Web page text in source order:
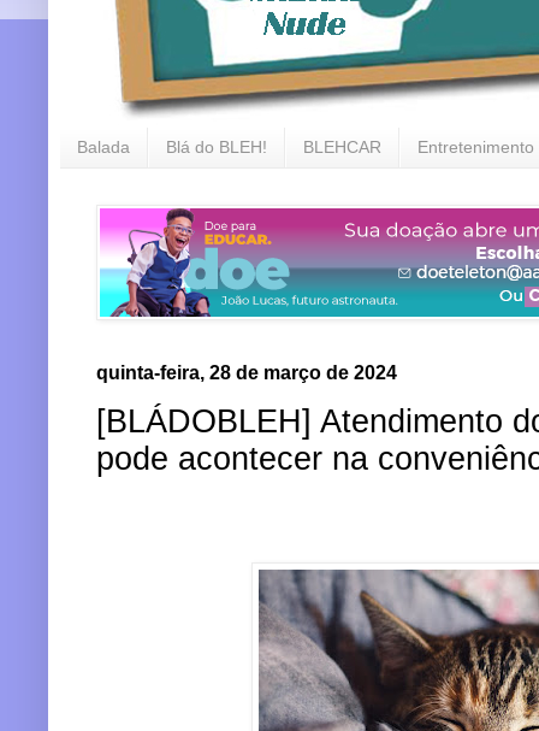
Balada Blá do BLEH! BLEHCAR Entretenimento
quinta-feira, 28 de março de 2024
[BLÁDOBLEH] Atendimento
pode acontecer na